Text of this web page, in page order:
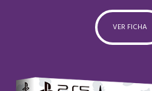
VER FICHA